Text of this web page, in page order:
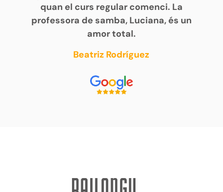
quan el curs regular comenci. La
professora de samba, Luciana, és un
amor total.
Beatriz Rodríguez